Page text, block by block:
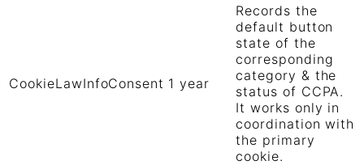
CookieLawInfoConsent 1 year
Records the
default button
state of the
corresponding
category & the
status of CCPA.
It works only in
coordination with
the primary
cookie.